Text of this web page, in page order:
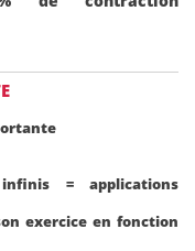
= applications
exercice en fonction